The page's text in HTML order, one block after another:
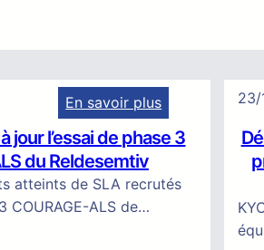
En savoir plus
:
C
t
jour l’essai de phase 3
du Reldesemtiv
atteints de SLA recrutés
COURAGE-ALS de…
23/